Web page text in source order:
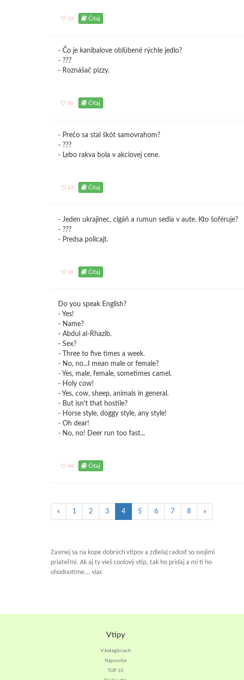
33 Čítaj
- Čo je kanibalove obľúbené rýchle jedlo?
- ???
- Roznášač pizzy.
30 Čítaj
- Prečo sa stal škót samovrahom?
- ???
- Lebo rakva bola v akciovej cene.
27 Čítaj
- Jeden ukrajinec, cigáň a rumun sedia v aute. Kto šoféruje?
- ???
- Predsa policajt.
19 Čítaj
Do you speak English?
- Yes!
- Name?
- Abdul al-Rhazib.
- Sex?
- Three to five times a week.
- No, no...I mean male or female?
- Yes, male, female, sometimes camel.
- Holy cow!
- Yes, cow, sheep, animals in general.
- But isn't that hostile?
- Horse style, doggy style, any style!
- Oh dear!
- No, no! Deer run too fast...
44 Čítaj
« 1 2 3 4 5 6 7 8 »
Zasmej sa na kope dobrých vtipov a zdielaj radosť so svojimi
priateľmi. Ak aj ty vieš coolový vtip, tak ho pridaj a mi ti ho
ohodnotíme... viac
Vtipy
V kategóriach
Najnovšie
TOP 10